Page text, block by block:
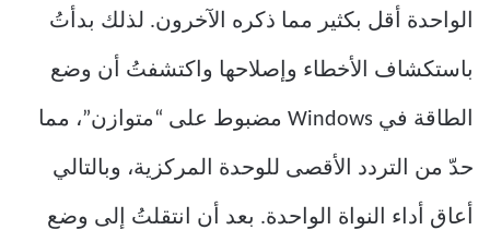
الواحدة أقل بكثير مما ذكره الآخرون. لذلك بدأتُ
باستكشاف الأخطاء وإصلاحها واكتشفتُ أن وضع
الطاقة في Windows مضبوط على “متوازن”، مما
حدّ من التردد الأقصى للوحدة المركزية، وبالتالي
أعاق أداء النواة الواحدة. بعد أن انتقلتُ إلى وضع